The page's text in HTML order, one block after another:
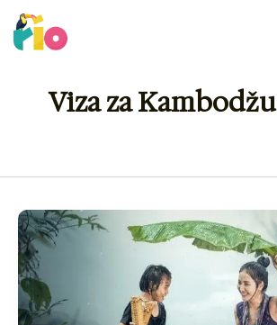
Skip
to
Viza za Kambodžu